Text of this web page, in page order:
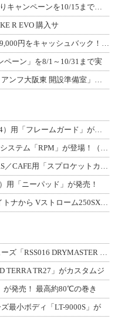
新型「RESO」インカム発売記念！ 下取りキャンペーンを10/15まで延長して開
R EVO 購入サ
B+COM 最新モデル購入・下取りで最大9,000円をキャッシュバック！「B+F
ペーン」を8/1～10/31まで実
【トライアンフ】関西最大規模「トライアンフ大阪東 開設準備室」がオープン！ 限定
マジカルレーシングから MT-09／SP（24）用「フレームガード」が登場！
RPM から ホンダ GROM用エキゾーストシステム「RPM」が登場！（動画あり
カスタムスプロケットを見せる、Z900RS／CAFE用「スプロケットカバーフルキ
用「ニーパッド」が発売！
ゲル素材入りで快適＆足つき向上！ デイトナから Vストローム250SX用「快適ロ
アールエスタイチの新ライディングシューズ「RSS016 DRYMASTER スト
TERRA TR27」がカスタムジ
が発売！ 最高約80℃の巻き
最小ボディ「LT-9000S」が